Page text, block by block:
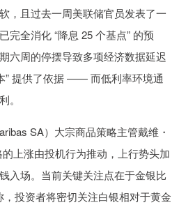
，且过去一周美联储官员发表了一
完全消化 “降息 25 个基点” 的预
六周的停摆导致多项经济数据延迟
” 提供了依据 —— 而低利率环境通
。
SA）大宗商品策略主管戴维・
上涨由投机行为推动，上行势头加
入场。当前关键关注点在于金银比
，投资者将密切关注白银相对于黄金